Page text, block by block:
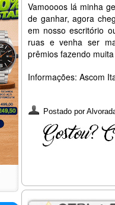
Vamoooos lá minha
de ganhar, agora
em nosso escritório
ruas e venha ser
prêmios fazendo
Informações: Ascom
Postado por